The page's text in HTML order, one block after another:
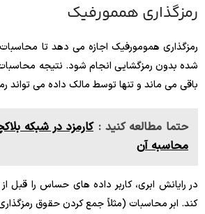
رمزگذاری هممورفیک
رمزگذاری همومورفیک اجازه می دهد تا
شده بدون رمزگشایی انجام شود. نتیجه
باقی می ماند و تنها توسط مالک داده می تواند
حتما مطالعه کنید : کارمزد در شبکه
محاسبه آن
در رایانش ابری، کاربر داده های حساس را قبل از
کند. ابر محاسبات (مثلاً جمع کردن حقوق